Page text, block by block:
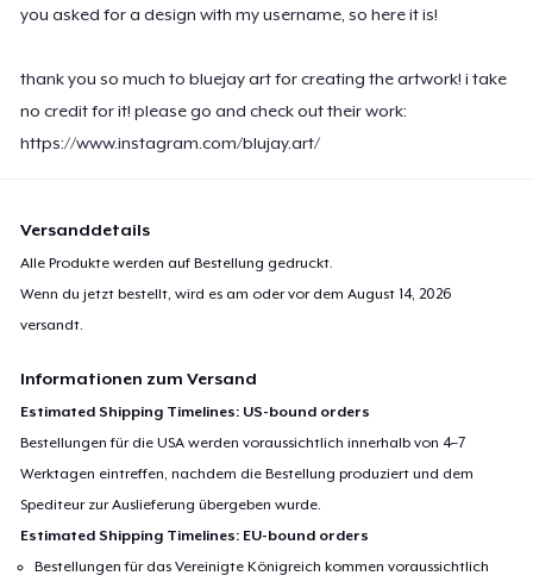
you asked for a design with my username, so here it is!
thank you so much to bluejay art for creating the artwork! i take
no credit for it! please go and check out their work:
https://www.instagram.com/blujay.art/
Versanddetails
Alle Produkte werden auf Bestellung gedruckt.
Wenn du jetzt bestellt, wird es am oder vor demAugust 14, 2026
versandt.
Informationen zum Versand
Estimated Shipping Timelines: US-bound orders
Bestellungen für die USA werden voraussichtlich innerhalb von 4–7
Werktagen eintreffen, nachdem die Bestellung produziert und dem
Spediteur zur Auslieferung übergeben wurde.
Estimated Shipping Timelines: EU-bound orders
Bestellungen für das Vereinigte Königreich kommen voraussichtlich